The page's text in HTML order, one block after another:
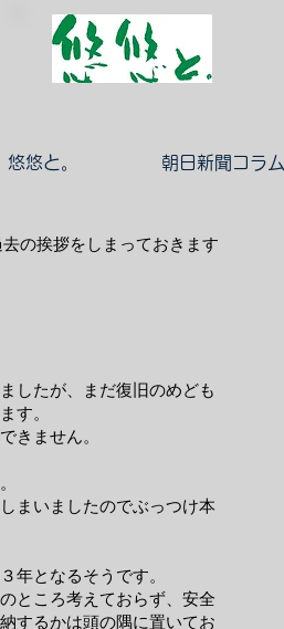
悠悠と。 朝日新聞コラム
の挨拶をしまっておきます
したが、まだ復旧のめども
す。
きません。
まいましたのでぶっつけ本
年となるそうです。
ところ考えておらず、安全
するかは頭の隅に置いてお